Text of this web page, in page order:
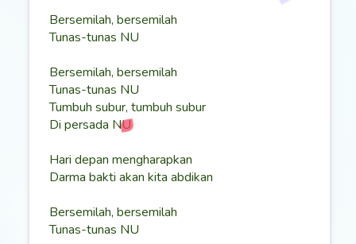
Bersemilah, bersemilah
Tunas-tunas NU
Bersemilah, bersemilah
Tunas-tunas NU
Tumbuh subur, tumbuh subur
Di persada NU
Hari depan mengharapkan
Darma bakti akan kita abdikan
Bersemilah, bersemilah
Tunas-tunas NU